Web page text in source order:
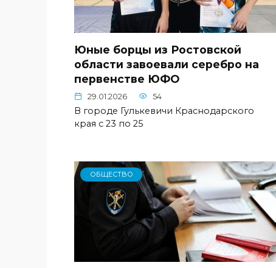
Юные борцы из Ростовской
области завоевали серебро на
первенстве ЮФО
29.01.2026 54
В городе Гулькевичи Краснодарского
края с 23 по 25
ОБЩЕСТВО